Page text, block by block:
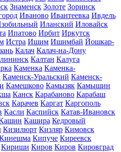
Знаменск Золоте Зоринск
Иваново Ивантеевка Ивдель
Иланский Иловайск
Ипатово Ирбит Иркутск
Истра Ишим Ишимбай Йошкар-
Калач Калач-на-Дону
Калтан Калуга
Каменка Каменка-
Каменск-Уральский Каменск-
Камешково Камызяк Камышин
Канск Карабаново Карабаш
Карачев Каргат Каргополь
Касли Каспийск Катав-Ивановск
Кашира Кедровый
Кизилюрт Кизляр Кимовск
Кипуче Киреевск
Кириши Киров Киров Кировград